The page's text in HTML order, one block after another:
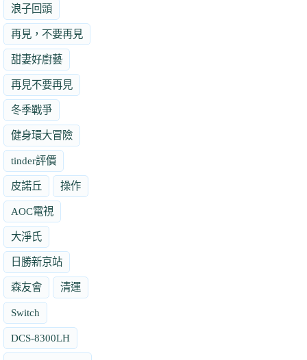
浪子回頭
再見，不要再見
甜妻好廚藝
再見不要再見
冬季戰爭
健身環大冒險
tinder評價
皮諾丘 操作
AOC電視
大淨氏
日勝新京站
森友會 清運
Switch
DCS-8300LH